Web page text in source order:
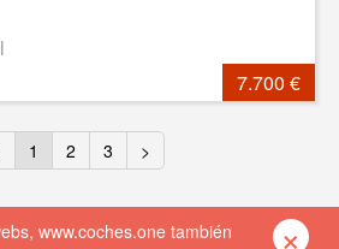
7.700 €
1 2 3 >
www.coches.one también
×